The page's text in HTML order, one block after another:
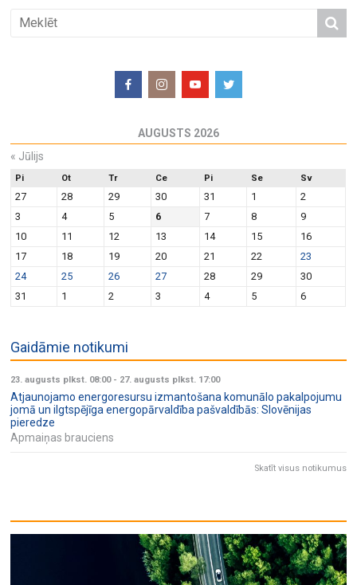
AUGUSTS 2026
« Jūlijs
Pi Ot Tr Ce Pi Se Sv
27 28 29 30 31 1
2
3
4 5 6 7 8
9
10
11 12 13 14 15
16
17
18 19 20 21 22
23
24
25 26 27 28 29
30
31
1 2 3 4 5 6
Gaidāmie notikumi
23. augusts plkst. 08:00- 27. augusts plkst. 17:00
Atjaunojamo energoresursu izmantošana komunālo pakalpojumu
jomā un ilgtspējīga energopārvaldība pašvaldībās: Slovēnijas
pieredze
Apmaiņas brauciens
Skatīt visus notikumus